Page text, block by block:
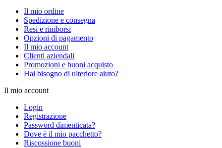
Il mio ordine
Spedizione e consegna
Resi e rimborsi
Opzioni di pagamento
Il mio account
Clienti aziendali
Promozioni e buoni acquisto
Hai bisogno di ulteriore aiuto?
Il mio account
Login
Registrazione
Password dimenticata?
Dove è il mio pacchetto?
Riscossione buoni